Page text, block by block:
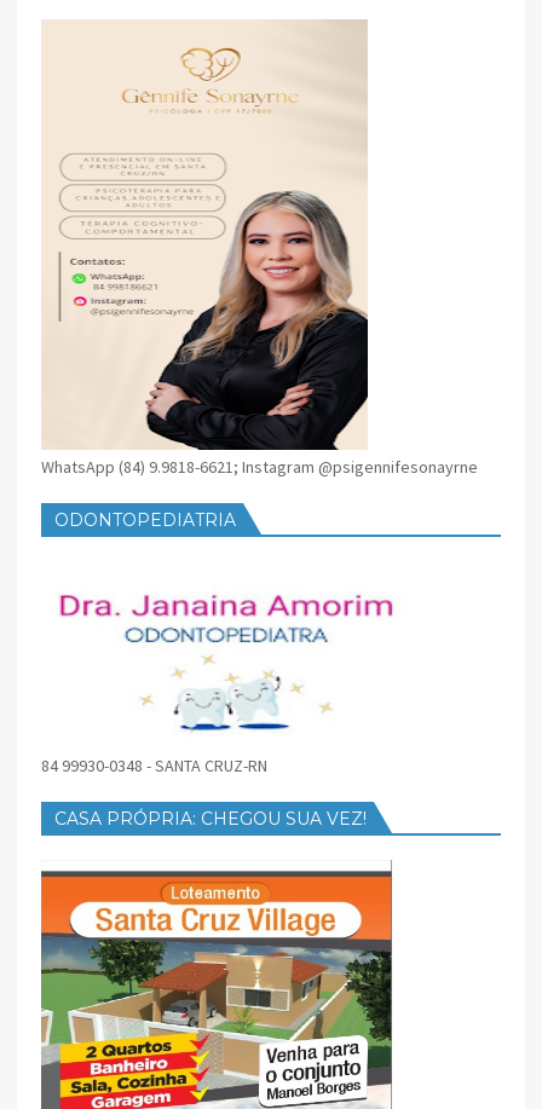
WhatsApp (84) 9.9818-6621; Instagram @psigennifesonayrne
ODONTOPEDIATRIA
84 99930-0348 - SANTA CRUZ-RN
CASA PRÓPRIA: CHEGOU SUA VEZ!